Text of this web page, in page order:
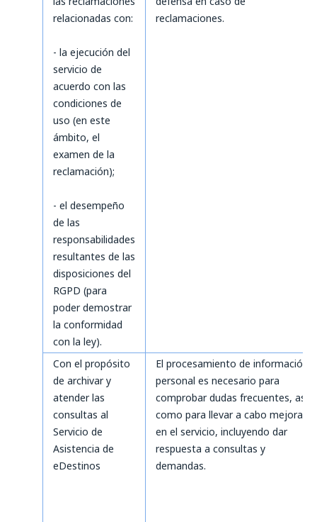
relacionadas con:
- la ejecución del
servicio de
acuerdo con las
condiciones de
uso (en este
ámbito, el
examen de la
reclamación);
- el desempeño
de las
responsabilidades
resultantes de las
disposiciones del
RGPD (para
poder demostrar
la conformidad
con la ley).
reclamaciones.
Con el propósito
de archivar y
atender las
consultas al
Servicio de
Asistencia de
eDestinos
El procesamiento de información
personal es necesario para
comprobar dudas frecuentes, así
como para llevar a cabo mejoras
en el servicio, incluyendo dar
respuesta a consultas y
demandas.